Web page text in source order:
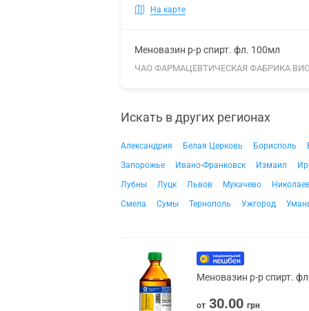
На карте
Меновазин р-р спирт. фл. 100мл
ЧАО ФАРМАЦЕВТИЧЕСКАЯ ФАБРИКА
Искать в других регионах
Александрия Белая Церковь Борисполь
Запорожье
Ивано-Франковск Измаил
Лубны
Луцк Львов Мукачево
Смела
Сумы Тернополь Ужгород
Меновазин р-р спирт.
от 30.00 грн